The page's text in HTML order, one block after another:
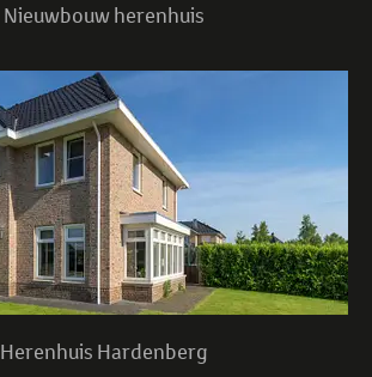
Nieuwbouw herenhuis
Herenhuis Hardenberg